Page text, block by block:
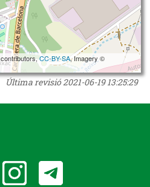
contributors,CC-BY-SA, Imagery ©
Última revisió2021-06-19 13:25:29